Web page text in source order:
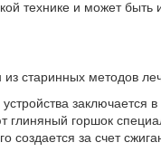
технике и может
старинных методов
глиняный горшок
создается за счет